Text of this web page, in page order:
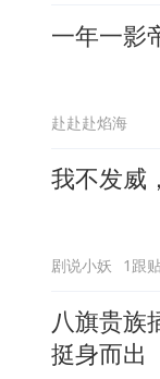
一年一影
赴赴赴焰海
我不发威
剧说小妖 1跟
八旗贵族
挺身而出